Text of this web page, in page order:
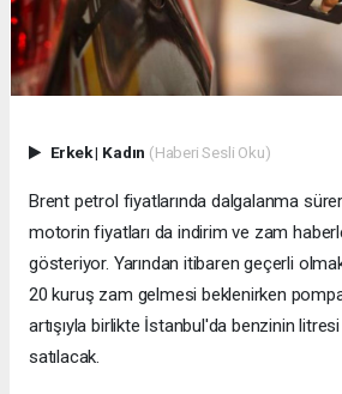
Erkek| Kadın (Haberi Sesli Oku)
Brent petrol fiyatlarında dalgalanma
motorin fiyatları da indirim ve zam
gösteriyor. Yarından itibaren geçerli
20 kuruş zam gelmesi beklenirken
artışıyla birlikte İstanbul'da benzinin
satılacak.